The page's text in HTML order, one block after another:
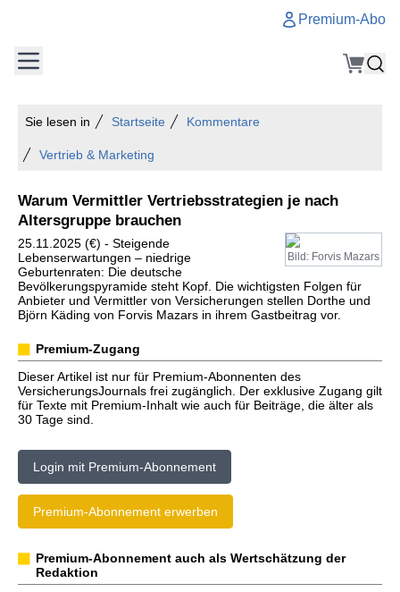
Premium-Abo
Sie lesen in Startseite Kommentare
Vertrieb & Marketing
Warum Vermittler Vertriebsstrategien je nach
Altersgruppe brauchen
Bild: Forvis Mazars
25.11.2025 (€) - Steigende
Lebenserwartungen – niedrige
Geburtenraten: Die deutsche
Bevölkerungspyramide steht Kopf. Die wichtigsten Folgen für
Anbieter und Vermittler von Versicherungen stellen Dorthe und
Björn Käding von Forvis Mazars in ihrem Gastbeitrag vor.
Premium-Zugang
Dieser Artikel ist nur für Premium-Abonnenten des
VersicherungsJournals frei zugänglich. Der exklusive Zugang gilt
für Texte mit Premium-Inhalt wie auch für Beiträge, die älter als
30 Tage sind.
Login mit Premium-Abonnement
Premium-Abonnement erwerben
Premium-Abonnement auch als Wertschätzung der
Redaktion